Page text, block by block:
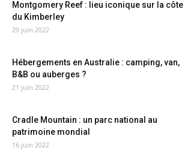
Montgomery Reef : lieu iconique sur la côte
du Kimberley
29 juin 2022
Hébergements en Australie : camping, van,
B&B ou auberges ?
21 juin 2022
Cradle Mountain : un parc national au
patrimoine mondial
16 juin 2022